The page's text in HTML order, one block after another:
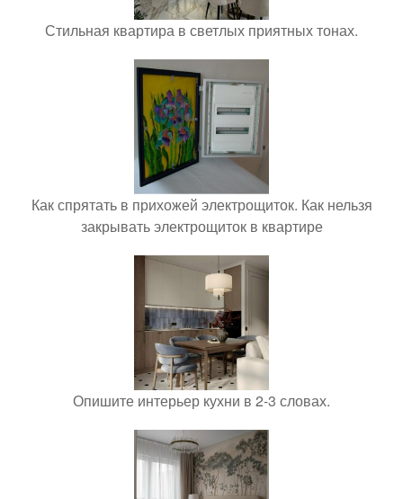
Стильная квартира в светлых приятных тонах.
Как спрятать в прихожей электрощиток. Как нельзя
закрывать электрощиток в квартире
Опишите интерьер кухни в 2-3 словах.